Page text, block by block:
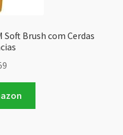
Soft Brush com Cerdas